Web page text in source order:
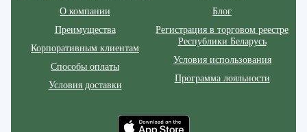
О компании
Преимущества
Корпоративным клиентам
Способы оплаты
Условия доставки
Блог
Регистрация в торговом реестре
Республики Беларусь
Условия использования
Программа лояльности